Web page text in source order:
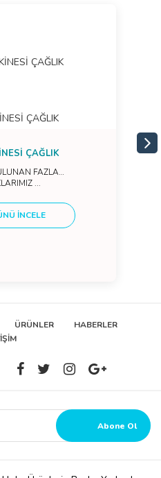
ÇAĞLIK
FAZLA
...
İNCELE
ÜRÜNLER
HABERLER